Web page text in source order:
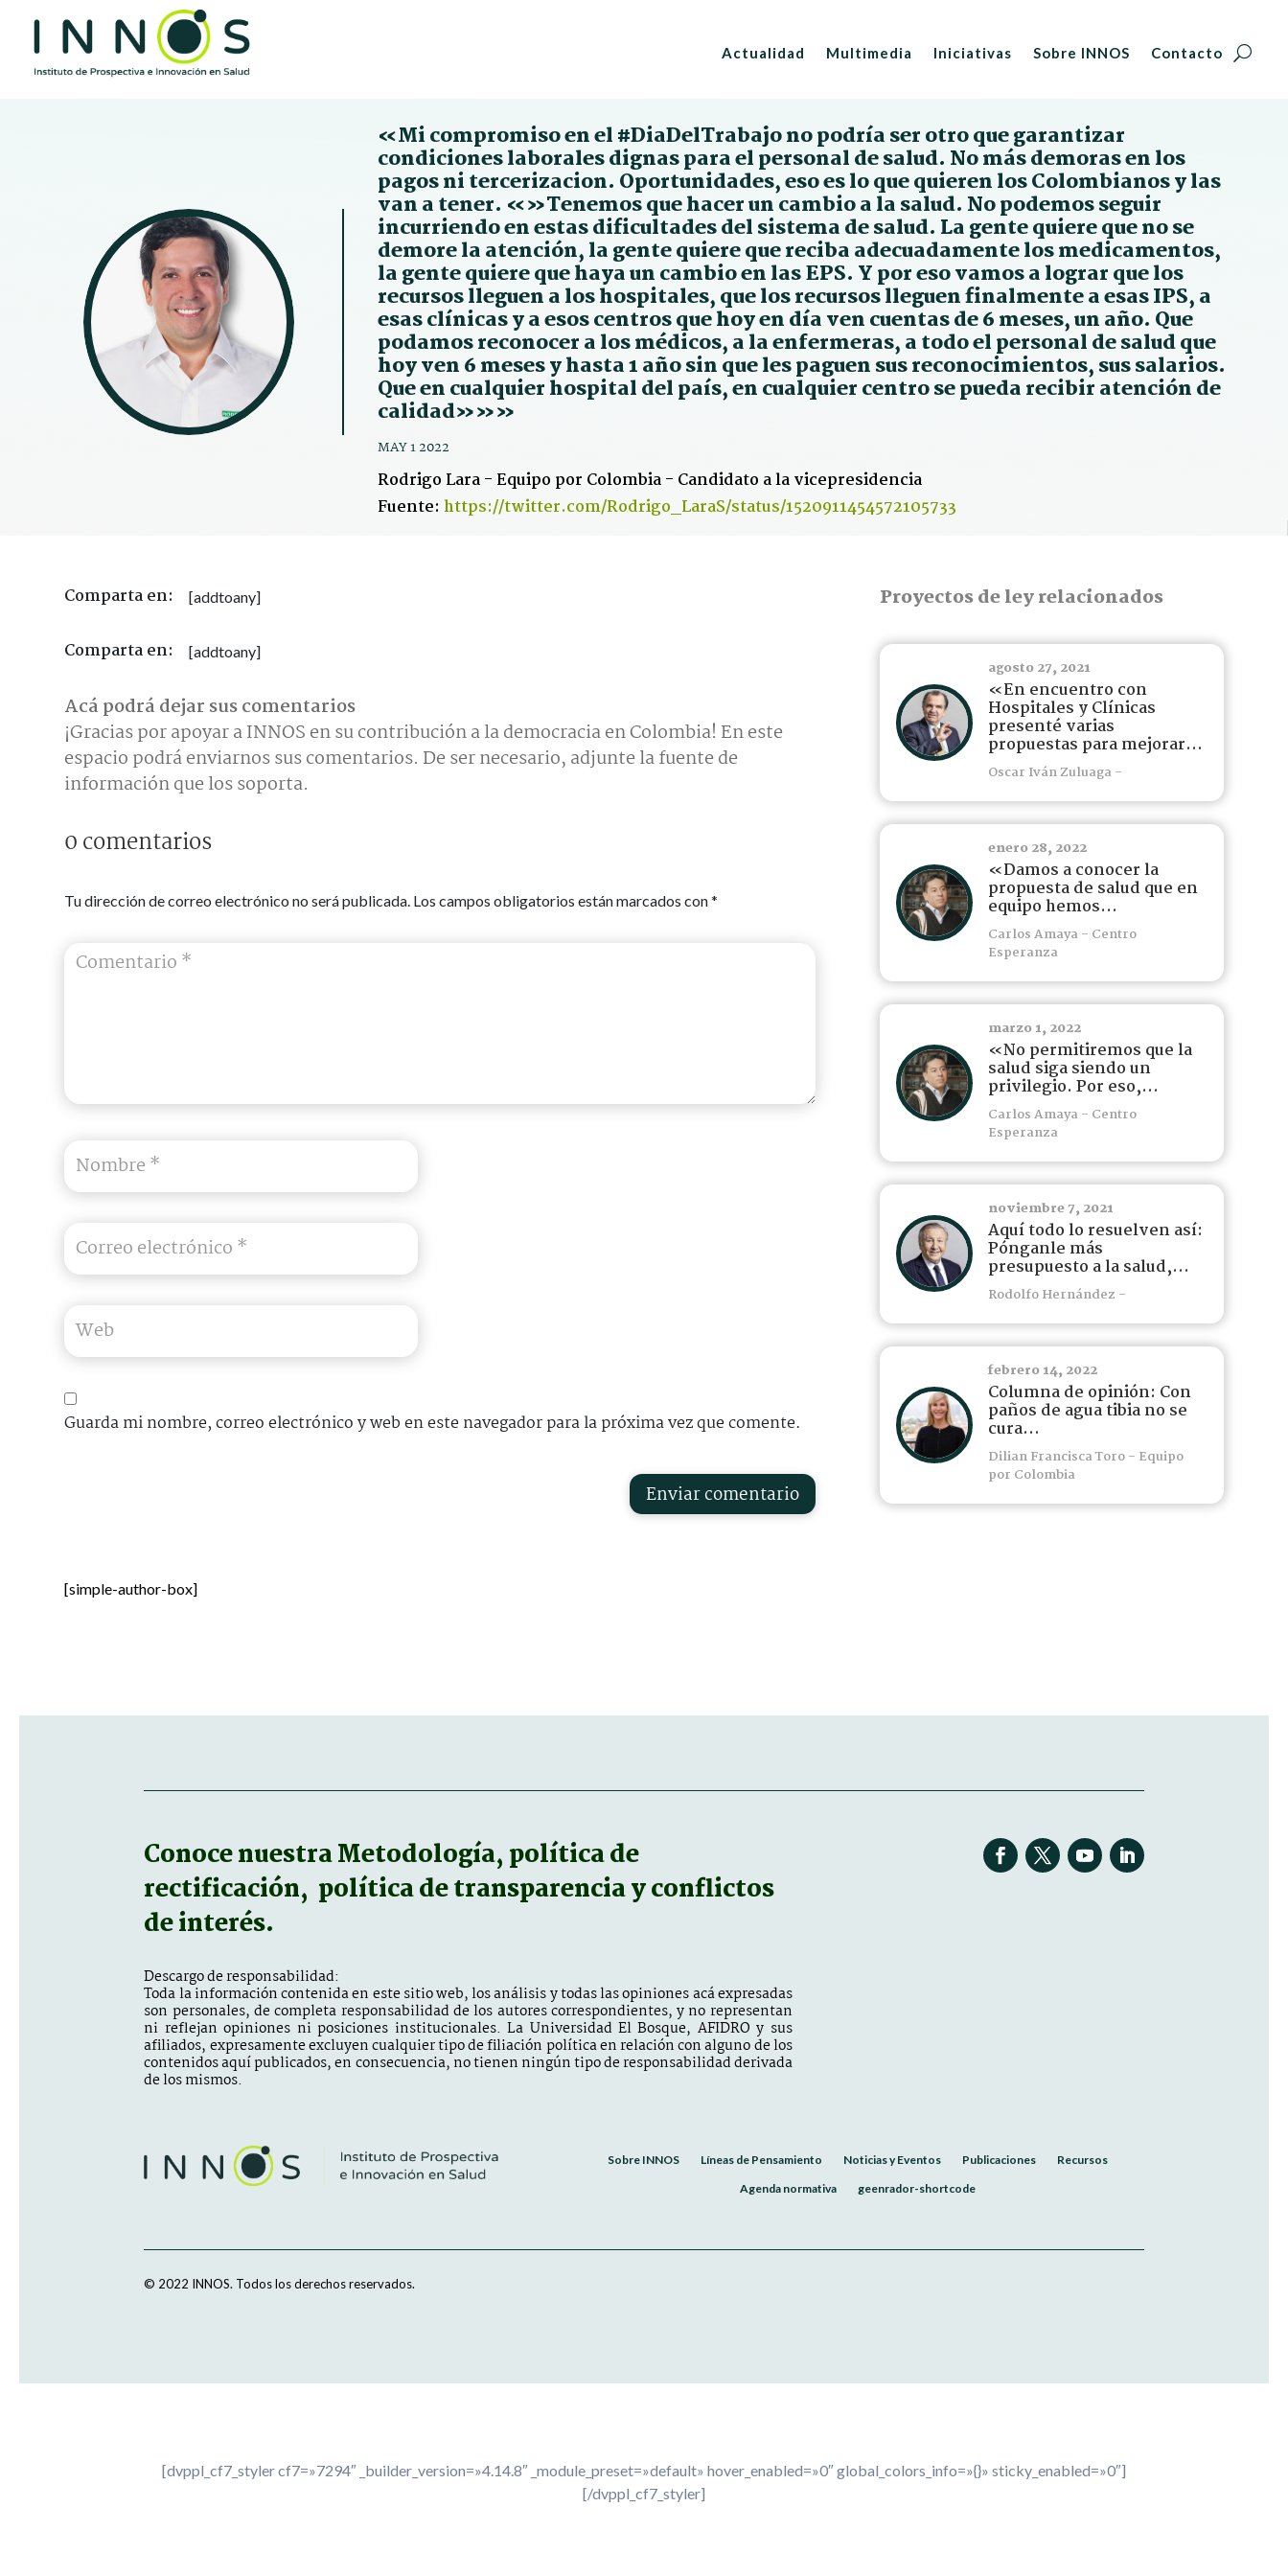
Actualidad Multimedia Iniciativas Sobre INNOS Contacto
«Mi compromiso en el #DiaDelTrabajo no podría ser otro que garantizar
condiciones laborales dignas para el personal de salud. No más demoras en los
pagos ni tercerizacion. Oportunidades, eso es lo que quieren los Colombianos y las
van a tener. «»Tenemos que hacer un cambio a la salud. No podemos seguir
incurriendo en estas dificultades del sistema de salud. La gente quiere que no se
demore la atención, la gente quiere que reciba adecuadamente los medicamentos,
la gente quiere que haya un cambio en las EPS. Y por eso vamos a lograr que los
recursos lleguen a los hospitales, que los recursos lleguen finalmente a esas IPS, a
esas clínicas y a esos centros que hoy en día ven cuentas de 6 meses, un año. Que
podamos reconocer a los médicos, a la enfermeras, a todo el personal de salud que
hoy ven 6 meses y hasta 1 año sin que les paguen sus reconocimientos, sus salarios.
Que en cualquier hospital del país, en cualquier centro se pueda recibir atención de
calidad»»»
MAY 1 2022
Rodrigo Lara - Equipo por Colombia - Candidato a la vicepresidencia
Fuente:https://twitter.com/Rodrigo_LaraS/status/1520911454572105733
Comparta en: [addtoany]
Comparta en: [addtoany]
Acá podrá dejar sus comentarios
¡Gracias por apoyar a INNOS en su contribución a la democracia en Colombia! En este
espacio podrá enviarnos sus comentarios. De ser necesario, adjunte la fuente de
información que los soporta.
0 comentarios
Tu dirección de correo electrónico no será publicada. Los campos obligatorios están marcados con*
Guarda mi nombre, correo electrónico y web en este navegador para la próxima vez que comente.
Enviar comentario
[simple-author-box]
Proyectos de ley relacionados
agosto 27, 2021
«En encuentro con
Hospitales y Clínicas
presenté varias
propuestas para mejorar...
Oscar Iván Zuluaga -
enero 28, 2022
«Damos a conocer la
propuesta de salud que en
equipo hemos...
Carlos Amaya - Centro
Esperanza
marzo 1, 2022
«No permitiremos que la
salud siga siendo un
privilegio. Por eso,...
Carlos Amaya - Centro
Esperanza
noviembre 7, 2021
Aquí todo lo resuelven así:
Pónganle más
presupuesto a la salud,...
Rodolfo Hernández -
febrero 14, 2022
Columna de opinión: Con
paños de agua tibia no se
cura...
Dilian Francisca Toro - Equipo
por Colombia
Conoce nuestraMetodología, política de
rectificación, política de transparencia y conflictos
de interés.
Descargo de responsabilidad:
Toda la información contenida en este sitio web, los análisis y todas las opiniones acá expresadas
son personales, de completa responsabilidad de los autores correspondientes, y no representan
ni reflejan opiniones ni posiciones institucionales. La Universidad El Bosque, AFIDRO y sus
afiliados, expresamente excluyen cualquier tipo de filiación política en relación con alguno de los
contenidos aquí publicados, en consecuencia, no tienen ningún tipo de responsabilidad derivada
de los mismos.
Sobre INNOS Líneas de Pensamiento Noticias y Eventos Publicaciones
Recursos
Agenda normativa
geenrador-shortcode
© 2022 INNOS. Todos los derechos reservados.
[dvppl_cf7_styler cf7=»7294″ _builder_version=»4.14.8″ _module_preset=»default» hover_enabled=»0″ global_colors_info=»{}» sticky_enabled=»0″]
[/dvppl_cf7_styler]